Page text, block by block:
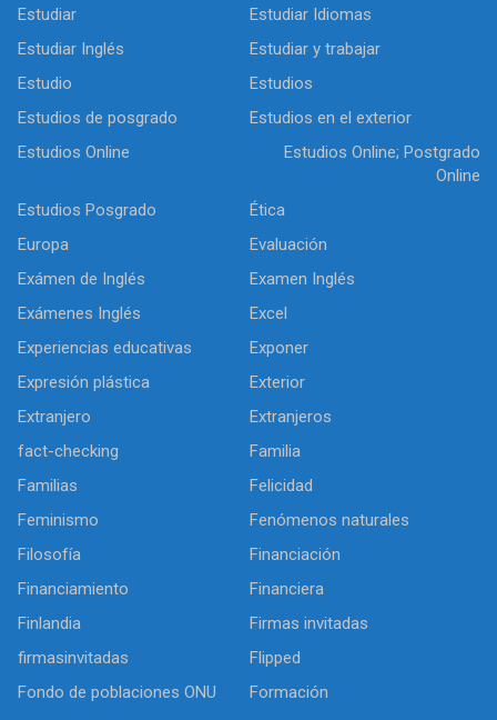
Estudiar
Estudiar Idiomas
Estudiar Inglés
Estudiar y trabajar
Estudio
Estudios
Estudios de posgrado
Estudios en el exterior
Estudios Online
Estudios Online; Postgrado
Online
Estudios Posgrado
Ética
Europa
Evaluación
Exámen de Inglés
Examen Inglés
Exámenes Inglés
Excel
Experiencias educativas
Exponer
Expresión plástica
Exterior
Extranjero
Extranjeros
fact-checking
Familia
Familias
Felicidad
Feminismo
Fenómenos naturales
Filosofía
Financiación
Financiamiento
Financiera
Finlandia
Firmas invitadas
firmasinvitadas
Flipped
Fondo de poblaciones ONU
Formación